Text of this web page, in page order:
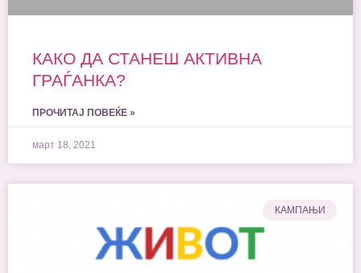
КАКО ДА СТАНЕШ АКТИВНА
ГРАЃАНКА?
ПРОЧИТАЈ ПОВЕЌЕ »
март 18, 2021
КАМПАЊИ